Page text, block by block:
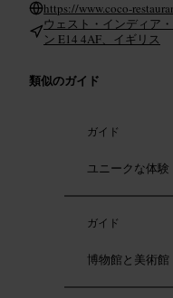
https://www.coco-
ウェスト・インディア
ン E14 4AF、イギリス
類似のガイド
ガイド
ユニークな体験
ガイド
博物館と美術館